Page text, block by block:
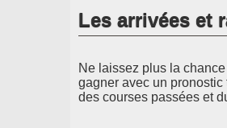
Les arrivées et
Ne laissez plus la
gagner avec un
des courses passées et